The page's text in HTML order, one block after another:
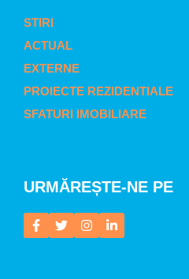
STIRI
ACTUAL
EXTERNE
PROIECTE REZIDENTIALE
SFATURI IMOBILIARE
URMĂREȘTE-NE PE